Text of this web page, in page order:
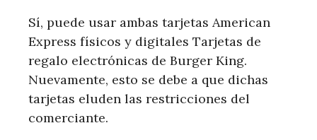
Sí, puede usar ambas tarjetas American
Express físicos y digitales Tarjetas de
regalo electrónicas de Burger King.
Nuevamente, esto se debe a que dichas
tarjetas eluden las restricciones del
comerciante.